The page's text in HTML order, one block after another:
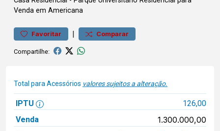
Venda em Americana
Favoritar | Comparar
Compartilhe:
Total para Acessórios valores sujeitos a alteração.
IPTU
126,00
Venda
1.300.000,00